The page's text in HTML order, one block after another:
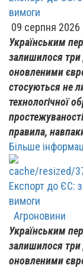
вимоги
09 серпня 2026
Українським
залишилося три
оновленими
стосуються не
технологічної
правила,
Більше
Експорт до ЄС:
вимоги
Агроновини
Українським
залишилося три
оновленими